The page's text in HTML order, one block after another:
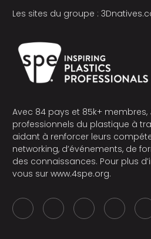
Les sites du groupe :
Avec 84 pays et 85k+ membres,
professionnels du plastique à
aidant à renforcer leurs
networking, d’événements, de
des connaissances. Pour plus
vous sur www.4spe.org.